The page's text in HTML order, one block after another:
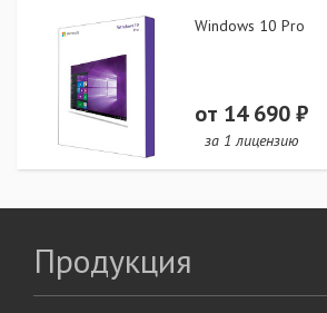
Windows 10 Pro
от 14 690 ₽
за 1 лицензию
Продукция